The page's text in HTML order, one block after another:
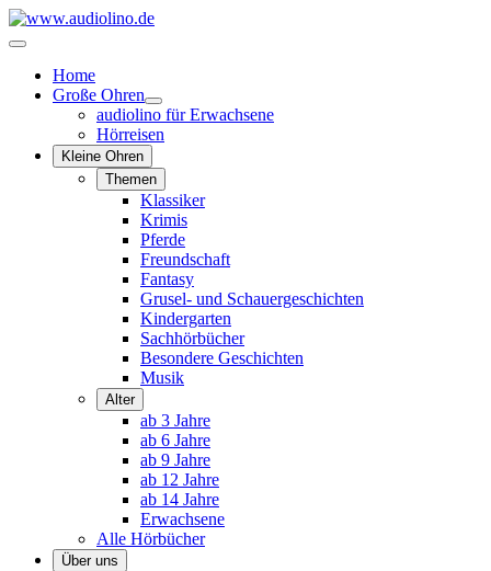
Home
Große Ohren
audiolino für Erwachsene
Hörreisen
Kleine Ohren
Themen
Klassiker
Krimis
Pferde
Freundschaft
Fantasy
Grusel- und Schauergeschichten
Kindergarten
Sachhörbücher
Besondere Geschichten
Musik
Alter
ab 3 Jahre
ab 6 Jahre
ab 9 Jahre
ab 12 Jahre
ab 14 Jahre
Erwachsene
Alle Hörbücher
Über uns